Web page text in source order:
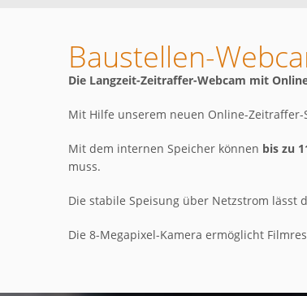
Baustellen-
Die Langzeit-Zeitraffer-Webcam mit
Mit Hilfe unserem neuen Online-Zeitraffer-
Mit dem internen Speicher können bis zu
muss.
Die stabile Speisung über Netzstrom lässt
Die 8-Megapixel-Kamera ermöglicht